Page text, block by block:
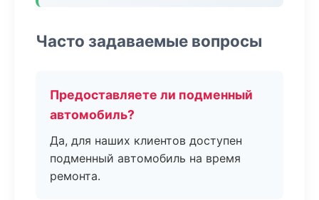
Часто задаваемые вопросы
Предоставляете ли подменный
автомобиль?
Да, для наших клиентов доступен
подменный автомобиль на время
ремонта.